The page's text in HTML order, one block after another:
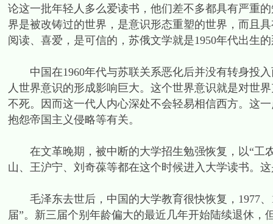
论这一批年轻人多么爱读书，他们差不多都具有严重
界是被改铸过的世界，是意识形态重塑的世界，而且
阅读、喜爱，是可信的，苏俄文学就是1950年代出生
中国在1960年代与苏联关系恶化后并没有转身投入
人世界意识的形成影响巨大。这个世界意识就是对世
不死。因而这一代人内心深处不会轻易相信西方。这
抱怨帝国主义侵略等有关。
在文革晚期，被中断的大学招生勉强恢复，以“工
山、王沪宁、刘奇葆等都在这个时候进入大学读书。
毛泽东去世后，中国的大学教育很快恢复，1977、
届”。新三届个别年龄偏大的最近几年开始陆续退休